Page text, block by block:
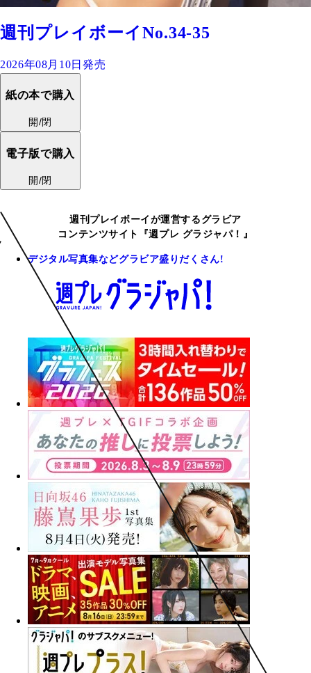
週刊プレイボーイNo.34-35
2026年08月10日発売
紙の本で購入
開/閉
電子版で購入
開/閉
週刊プレイボーイが運営するグラビア
コンテンツサイト『週プレ グラジャパ！』
デジタル写真集などグラビア盛りだくさん!